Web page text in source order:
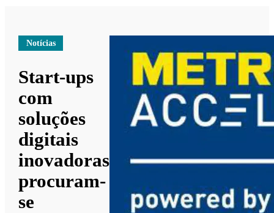
Notícias
Start-ups
com
soluções
digitais
inovadoras
procuram-
se